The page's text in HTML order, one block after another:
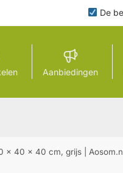
De
Aanbiedingen
x 40 x 40 cm, grijs |